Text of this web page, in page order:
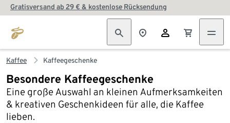
Gratisversand ab 29 € & kostenlose Rücksendung
Kaffee Kaffeegeschenke
Besondere Kaffeegeschenke
Eine große Auswahl an kleinen Aufmerksamkeiten
& kreativen Geschenkideen für alle, die Kaffee
lieben.